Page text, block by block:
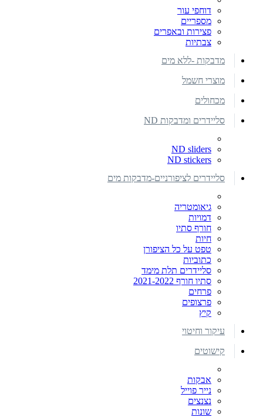
דוחפי עור
מספריים
פצירות ובאפרים
צבתיות
מדבקות -ללא מים
מוצרי חשמל
מכחולים
סליידרים ומדבקות ND
ND sliders
ND stickers
סליידרים לציפורניים-מדבקות מים
גיאומטריה
דמויות
חורף סתיו
חיות
טפט על כל הציפורן
כתוביות
סליידרים תלת מימד
סתיו חורף 2021-2022
פרחים
פרצופים
קיץ
עיקור וחיטוי
קישוטים
אבקות
נייר פוייל
נצנצים
שונות